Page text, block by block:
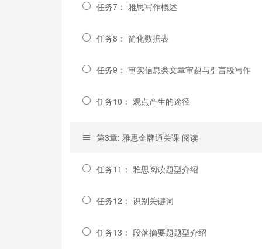
任务7： 雅思写作概述
任务8： 简化数据表
任务9： 事实信息类文章审题与引言段写作
任务10： 观点产生的途径
第3章: 雅思金牌通关课 阅读
任务11： 雅思阅读题型介绍
任务12： 识别关键词
任务13： 段落摘要题题型介绍